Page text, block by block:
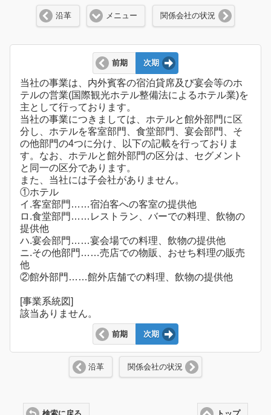
沿革 メニュー 関係会社の状況
前期 次期
当社の事業は、内外賓客の宿泊貸席及び宴会等のホ
テルの営業(国際観光ホテル整備法によるホテル業)を
主として行っております。
当社の事業につきましては、ホテルと館外部門に区
分し、ホテルを客室部門、食堂部門、宴会部門、そ
の他部門の4つに分け、以下の記載を行っておりま
す。なお、ホテルと館外部門の区分は、セグメント
と同一の区分であります。
また、当社には子会社がありません。
①ホテル
イ.客室部門……宿泊客への客室の提供他
ロ.食堂部門……レストラン、バーでの料理、飲物の
提供他
ハ.宴会部門……宴会場での料理、飲物の提供他
ニ.その他部門……売店での物販、おせち料理の販売
他
②館外部門……館外店舗での料理、飲物の提供他
[事業系統図]
該当ありません。
前期 次期
沿革 関係会社の状況